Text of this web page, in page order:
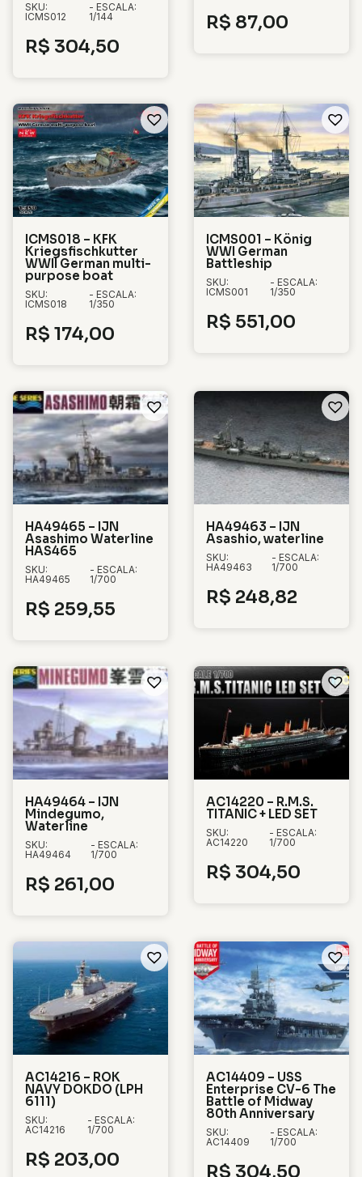
SKU:
ICMS012
- ESCALA:
1/144
R$ 304,50
R$ 87,00
ICMS018 – KFK
Kriegsfischkutter
WWII German multi-
purpose boat
SKU:
ICMS018
- ESCALA:
1/350
R$ 174,00
ICMS001 – König
WWI German
Battleship
SKU:
ICMS001
- ESCALA:
1/350
R$ 551,00
HA49465 – IJN
Asashimo Waterline
HAS465
SKU:
HA49465
- ESCALA:
1/700
R$ 259,55
HA49463 – IJN
Asashio, waterline
SKU:
HA49463
- ESCALA:
1/700
R$ 248,82
HA49464 – IJN
Mindegumo,
Waterline
SKU:
HA49464
- ESCALA:
1/700
R$ 261,00
AC14220 – R.M.S.
TITANIC + LED SET
SKU:
AC14220
- ESCALA:
1/700
R$ 304,50
AC14216 – ROK
NAVY DOKDO (LPH
6111)
SKU:
AC14216
- ESCALA:
1/700
R$ 203,00
AC14409 – USS
Enterprise CV-6 The
Battle of Midway
80th Anniversary
SKU:
AC14409
- ESCALA:
1/700
R$ 304,50